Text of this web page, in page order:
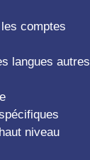
comptes
langues autres
niveau